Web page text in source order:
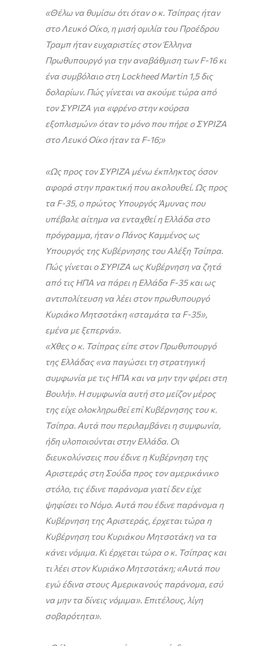
«Θέλω να θυμίσω ότι όταν ο κ. Τσίπρας ήταν
στο Λευκό Οίκο, η μισή ομιλία του Προέδρου
Τραμπ ήταν ευχαριστίες στον Έλληνα
Πρωθυπουργό για την αναβάθμιση τωνF-16 κι
ένα συμβόλαιο στηLockheed Martin1,5 δις
δολαρίων. Πώς γίνεται να ακούμε τώρα από
τον ΣΥΡΙΖΑ για «φρένο στην κούρσα
εξοπλισμών» όταν το μόνο που πήρε ο ΣΥΡΙΖΑ
στο Λευκό Οίκο ήταν τα F-16;»
«Ως προς τον ΣΥΡΙΖΑ μένω έκπληκτος όσον
αφορά στην πρακτική που ακολουθεί. Ως προς
τα F-35, ο πρώτος Υπουργός Άμυνας που
υπέβαλε αίτημα να ενταχθεί η Ελλάδα στο
πρόγραμμα, ήταν ο Πάνος Καμμένος ως
Υπουργός της Κυβέρνησης του Αλέξη Τσίπρα.
Πώς γίνεται ο ΣΥΡΙΖΑ ως Κυβέρνηση να ζητά
από τις ΗΠΑ να πάρει η Ελλάδα F-35 και ως
αντιπολίτευση να λέει στον πρωθυπουργό
Κυριάκο Μητσοτάκη «σταμάτα τα F-35»,
εμένα με ξεπερνά».
«Χθες ο κ. Τσίπρας είπε στον Πρωθυπουργό
της Ελλάδας «να παγώσει τη στρατηγική
συμφωνία με τις ΗΠΑ και να μην την φέρει στη
Βουλή». Η συμφωνία αυτή στο μείζον μέρος
της είχε ολοκληρωθεί επί Κυβέρνησης του κ.
Τσίπρα. Αυτά που περιλαμβάνει η συμφωνία,
ήδη υλοποιούνται στην Ελλάδα. Οι
διευκολύνσεις που έδινε η Κυβέρνηση της
Αριστεράς στη Σούδα προς τον αμερικάνικο
στόλο, τις έδινε παράνομα γιατί δεν είχε
ψηφίσει το Νόμο. Αυτά που έδινε παράνομα η
Κυβέρνηση της Αριστεράς, έρχεται τώρα η
Κυβέρνηση του Κυριάκου Μητσοτάκη να τα
κάνει νόμιμα. Κι έρχεται τώρα ο κ. Τσίπρας και
τι λέει στον Κυριάκο Μητσοτάκη; «Αυτά που
εγώ έδινα στους Αμερικανούς παράνομα, εσύ
να μην τα δίνεις νόμιμα». Επιτέλους, λίγη
σοβαρότητα».